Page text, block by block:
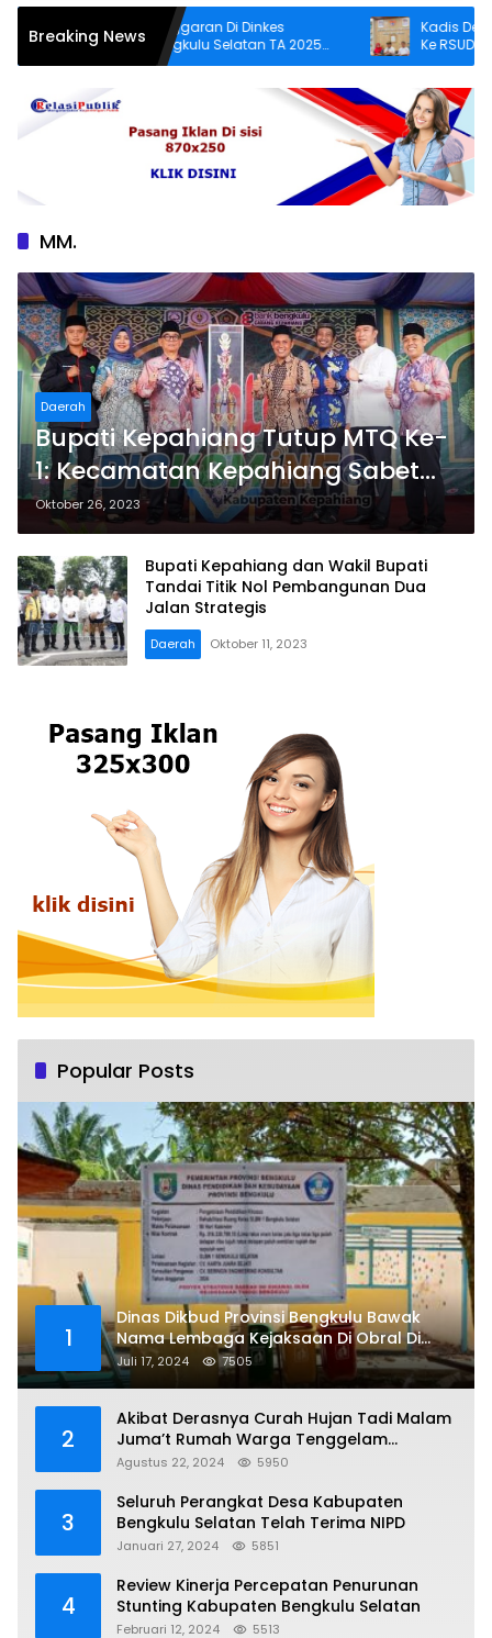
Breaking News
Penyerapan Anggaran Di Dinkes
Kabupaten Bengkulu Selatan TA 2025
Puluhan Milyar Diduga Ajang Korupsi,
Kadis Denkes
Ke RSUD
Pelayanan
MM.
Daerah
Bupati Kepahiang Tutup MTQ Ke-
1: Kecamatan Kepahiang Sabet
Juara Umum dengan 23 Tropi
Oktober 26, 2023
Bupati Kepahiang dan Wakil Bupati
Tandai Titik Nol Pembangunan Dua
Jalan Strategis
Daerah Oktober 11, 2023
Popular Posts
1
Dinas Dikbud Provinsi Bengkulu Bawak
Nama Lembaga Kejaksaan Di Obral Di
Papan Nama Proyek, Ada Apa?
Juli 17, 2024 7505
2
Akibat Derasnya Curah Hujan Tadi Malam
Juma’t Rumah Warga Tenggelam
Mencapai Dua Miter
Agustus 22, 2024 5950
3
Seluruh Perangkat Desa Kabupaten
Januari 27, 2024 5851
4
Review Kinerja Percepatan Penurunan
Februari 12, 2024 5513